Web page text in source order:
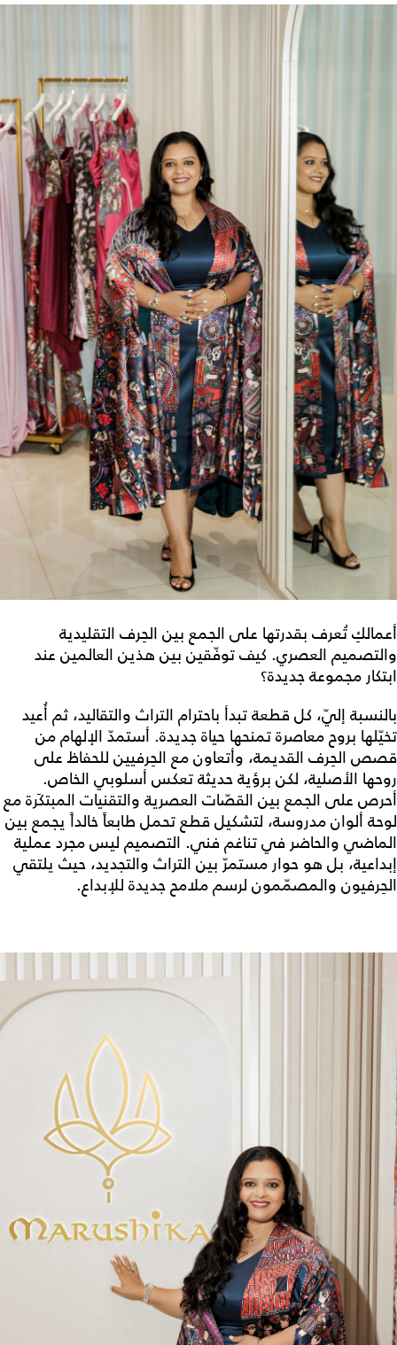
أعمالكِ تُعرف بقدرتها على الجمع بين الحِرف التقليدية
والتصميم العصري. كيف توفّقين بين هذين العالمين عند
ابتكار مجموعة جديدة؟
بالنسبة إليّ، كل قطعة تبدأ باحترام التراث والتقاليد، ثم أُعيد
تخيّلها بروح معاصرة تمنحها حياة جديدة. أستمدّ الإلهام من
قصص الحِرف القديمة، وأتعاون مع الحِرفيين للحفاظ على
روحها الأصلية، لكن برؤية حديثة تعكس أسلوبي الخاص.
أحرص على الجمع بين القصّات العصرية والتقنيات المبتكَرة مع
لوحة ألوان مدروسة، لتشكيل قطع تحمل طابعاً خالداً يجمع بين
الماضي والحاضر في تناغم فني. التصميم ليس مجرد عملية
إبداعية، بل هو حوار مستمرّ بين التراث والتجديد، حيث يلتقي
الحِرفيون والمصمّمون لرسم ملامح جديدة للإبداع.